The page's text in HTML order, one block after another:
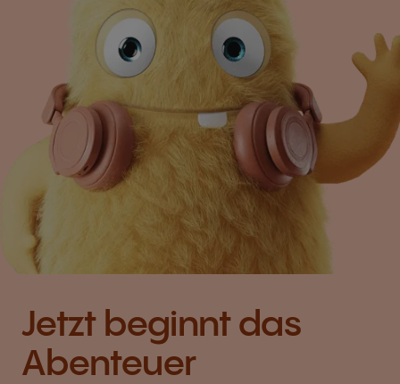
Jetzt beginnt das
Abenteuer